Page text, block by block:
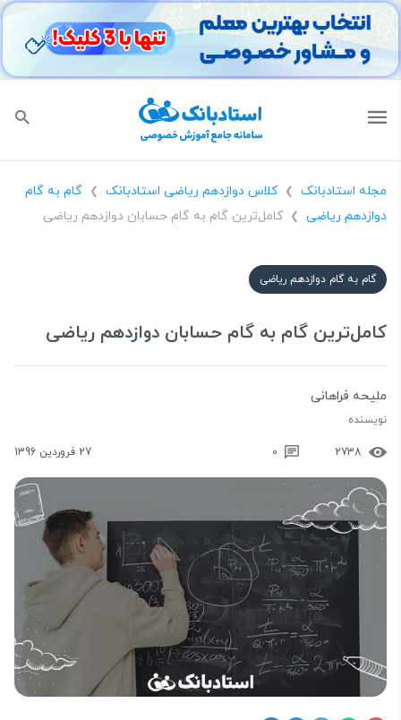
مجله استادبانک ❯ کلاس دوازدهم ریاضی استادبانک ❯
گام به گام
دوازدهم ریاضی
❯ کامل‌ترین گام به گام حسابان دوازدهم ریاضی
گام به گام دوازدهم ریاضی
کامل‌ترین گام به گام حسابان دوازدهم ریاضی
ملیحه فراهانی
نویسنده
2738
0 27 فروردین 1396